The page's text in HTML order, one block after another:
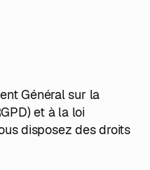
Général sur la
et à la loi
disposez des droits